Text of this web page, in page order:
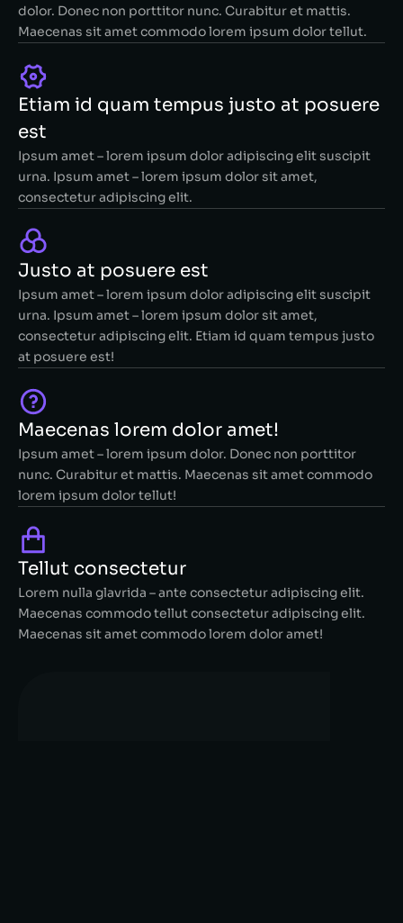
dolor. Donec non porttitor nunc. Curabitur et mattis.
Maecenas sit amet commodo lorem ipsum dolor tellut.
Etiam id quam tempus justo at posuere
est
Ipsum amet – lorem ipsum dolor adipiscing elit suscipit
urna. Ipsum amet – lorem ipsum dolor sit amet,
consectetur adipiscing elit.
Justo at posuere est
Ipsum amet – lorem ipsum dolor adipiscing elit suscipit
urna. Ipsum amet – lorem ipsum dolor sit amet,
consectetur adipiscing elit. Etiam id quam tempus justo
at posuere est!
Maecenas lorem dolor amet!
Ipsum amet – lorem ipsum dolor. Donec non porttitor
nunc. Curabitur et mattis. Maecenas sit amet commodo
lorem ipsum dolor tellut!
Tellut consectetur
Lorem nulla glavrida – ante consectetur adipiscing elit.
Maecenas commodo tellut consectetur adipiscing elit.
Maecenas sit amet commodo lorem dolor amet!